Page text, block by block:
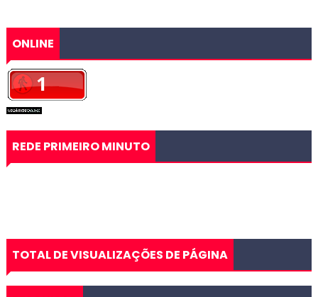
ONLINE
REDE PRIMEIRO MINUTO
TOTAL DE VISUALIZAÇÕES DE PÁGINA